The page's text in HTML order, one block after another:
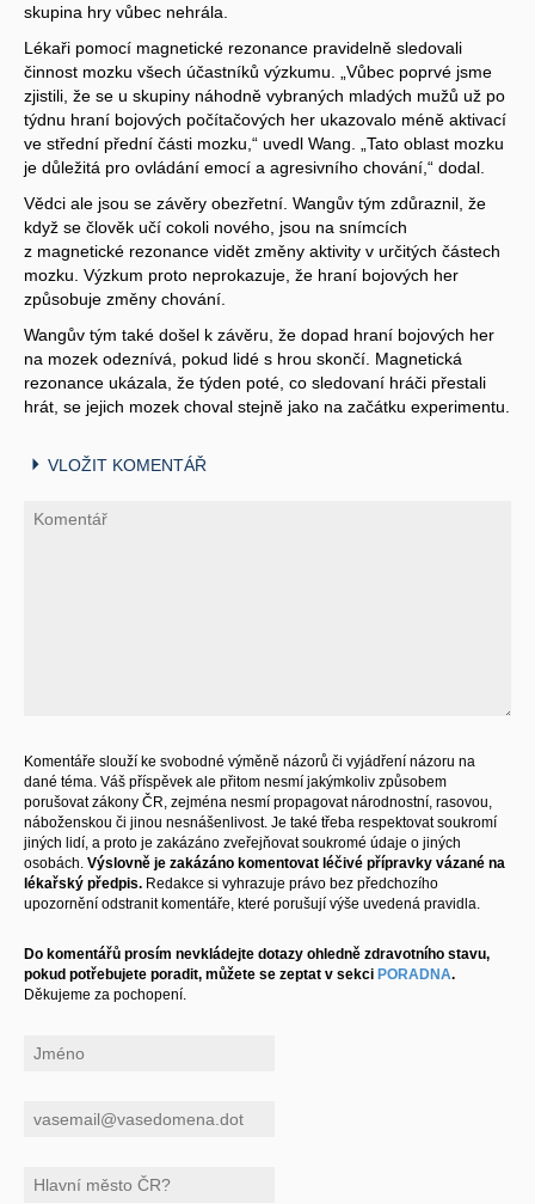
skupina hry vůbec nehrála.
Lékaři pomocí magnetické rezonance pravidelně sledovali
činnost mozku všech účastníků výzkumu. „Vůbec poprvé jsme
zjistili, že se u skupiny náhodně vybraných mladých mužů už po
týdnu hraní bojových počítačových her ukazovalo méně aktivací
ve střední přední části mozku,“ uvedl Wang. „Tato oblast mozku
je důležitá pro ovládání emocí a agresivního chování,“ dodal.
Vědci ale jsou se závěry obezřetní. Wangův tým zdůraznil, že
když se člověk učí cokoli nového, jsou na snímcích
z magnetické rezonance vidět změny aktivity v určitých částech
mozku. Výzkum proto neprokazuje, že hraní bojových her
způsobuje změny chování.
Wangův tým také došel k závěru, že dopad hraní bojových her
na mozek odeznívá, pokud lidé s hrou skončí. Magnetická
rezonance ukázala, že týden poté, co sledovaní hráči přestali
hrát, se jejich mozek choval stejně jako na začátku experimentu.
VLOŽIT KOMENTÁŘ
Komentáře slouží ke svobodné výměně názorů či vyjádření názoru na
dané téma. Váš příspěvek ale přitom nesmí jakýmkoliv způsobem
porušovat zákony ČR, zejména nesmí propagovat národnostní, rasovou,
náboženskou či jinou nesnášenlivost. Je také třeba respektovat soukromí
jiných lidí, a proto je zakázáno zveřejňovat soukromé údaje o jiných
osobách. Výslovně je zakázáno komentovat léčivé přípravky vázané na
lékařský předpis. Redakce si vyhrazuje právo bez předchozího
upozornění odstranit komentáře, které porušují výše uvedená pravidla.
Do komentářů prosím nevkládejte dotazy ohledně zdravotního stavu,
pokud potřebujete poradit, můžete se zeptat v sekci PORADNA.
Děkujeme za pochopení.